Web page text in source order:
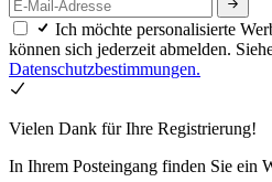
Ich möchte personalisierte
können sich jederzeit abmelden.
Datenschutzbestimmungen.
Vielen Dank für Ihre Registrierung!
In Ihrem Posteingang finden Sie ein